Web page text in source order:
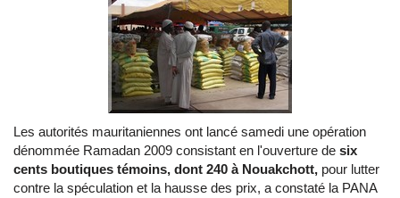
Les autorités mauritaniennes ont lancé samedi une opération
dénommée Ramadan 2009 consistant en l'ouverture de six
cents boutiques témoins, dont 240 à Nouakchott, pour lutter
contre la spéculation et la hausse des prix, a constaté la PANA